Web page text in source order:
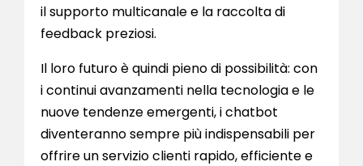
il supporto multicanale e la raccolta di
feedback preziosi.
Il loro futuro è quindi pieno di possibilità: con
i continui avanzamenti nella tecnologia e le
nuove tendenze emergenti, i chatbot
diventeranno sempre più indispensabili per
offrire un servizio clienti rapido, efficiente e